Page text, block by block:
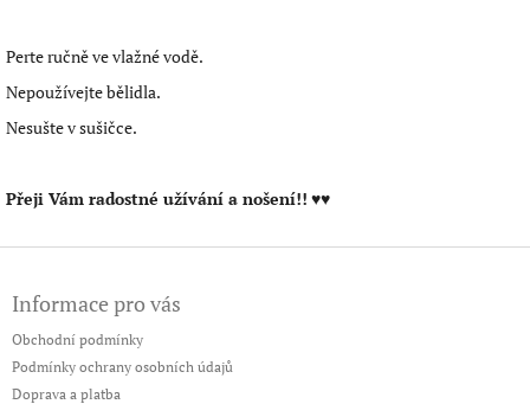
Perte ručně ve vlažné vodě.
Nepoužívejte bělidla.
Nesušte v sušičce.
Přeji Vám radostné užívání a nošení!! ♥♥
Informace pro vás
Obchodní podmínky
Podmínky ochrany osobních údajů
Doprava a platba